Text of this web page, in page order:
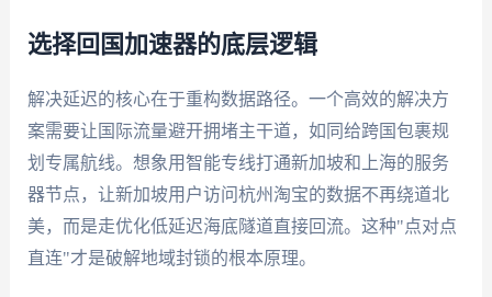
选择回国加速器的底层逻辑
解决延迟的核心在于重构数据路径。一个高效的解决方
案需要让国际流量避开拥堵主干道，如同给跨国包裹规
划专属航线。想象用智能专线打通新加坡和上海的服务
器节点，让新加坡用户访问杭州淘宝的数据不再绕道北
美，而是走优化低延迟海底隧道直接回流。这种"点对点
直连"才是破解地域封锁的根本原理。